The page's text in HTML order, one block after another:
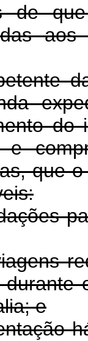
de
do
que
e